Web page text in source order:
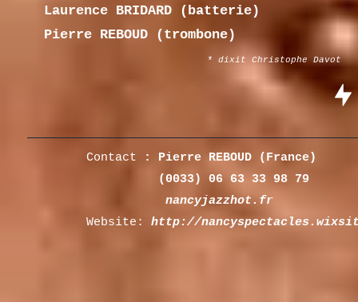
Laurence BRIDARD (batterie)
Pierre REBOUD (trombone)
* dixit Christophe Davot
​Contact
: Pierre REBOUD (France)
(0033) 06 63 33 98 79
nancyjazzhot.fr
Website:
http://